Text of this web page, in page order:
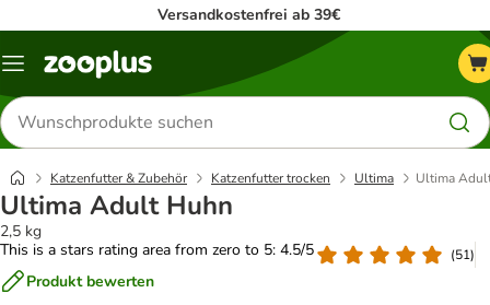
Versandkostenfrei ab 39€
Menü
Produkte
suchen
Katzenfutter & Zubehör Katzenfutter trocken Ultima Ultima
Ultima Adult Huhn
2,5 kg
This is a stars rating area from zero to 5: 4.5/5
(51)
Produkt bewerten